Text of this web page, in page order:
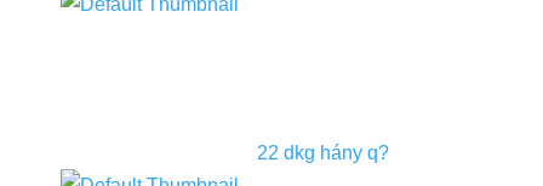
22 dkg hány q?